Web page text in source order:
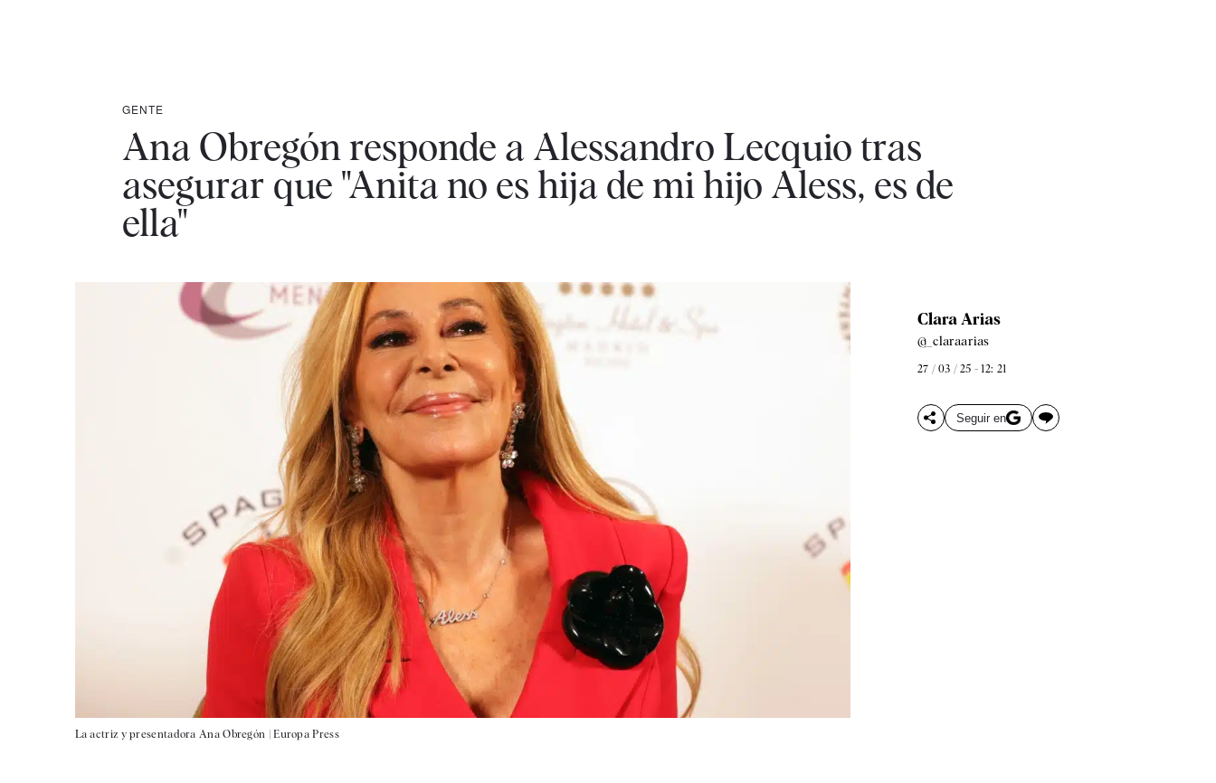
GENTE
Ana Obregón responde a Alessandro Lecquio tras
asegurar que "Anita no es hija de mi hijo Aless, es de
ella"
La actriz y presentadora Ana Obregón |Europa Press
Clara Arias
@_claraarias
27 / 03 / 25 - 12: 21
Seguir en